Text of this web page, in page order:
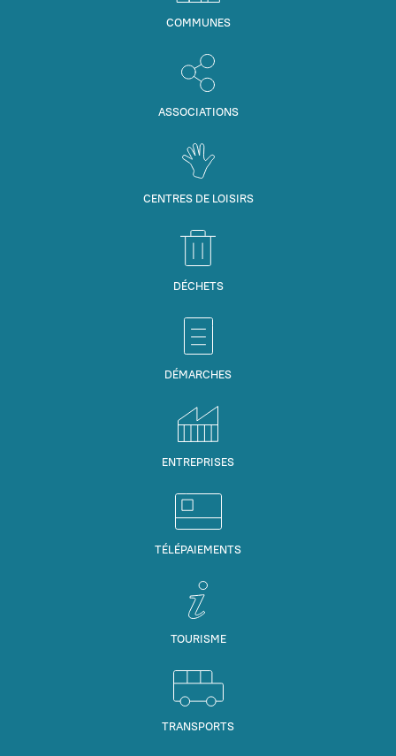
COMMUNES
ASSOCIATIONS
CENTRES DE LOISIRS
DÉCHETS
DÉMARCHES
ENTREPRISES
TÉLÉPAIEMENTS
TOURISME
TRANSPORTS